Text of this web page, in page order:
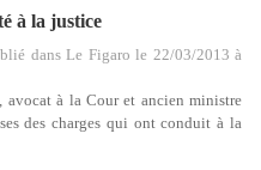
à la justice
dans Le Figaro le 22/03/2013 à
avocat à la Cour et ancien ministre
des charges qui ont conduit à la